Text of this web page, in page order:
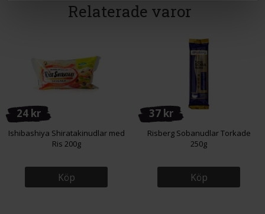
Relaterade varor
24 kr
Ishibashiya Shiratakinudlar med
Ris 200g
Köp
37 kr
Risberg Sobanudlar Torkade
250g
Köp